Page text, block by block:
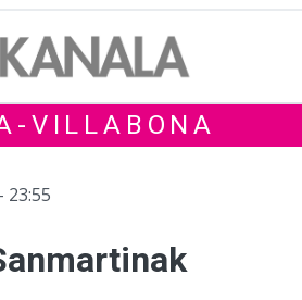
VILLABONA
23:55